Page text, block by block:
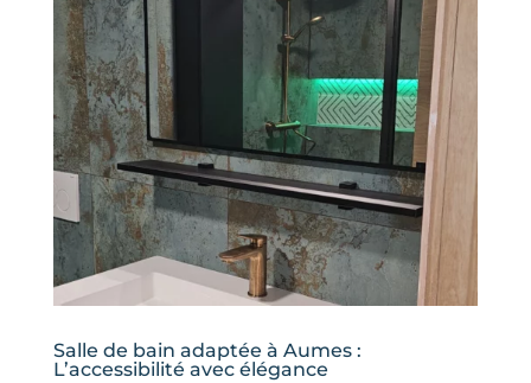
Salle de bain adaptée à Aumes :
L’accessibilité avec élégance